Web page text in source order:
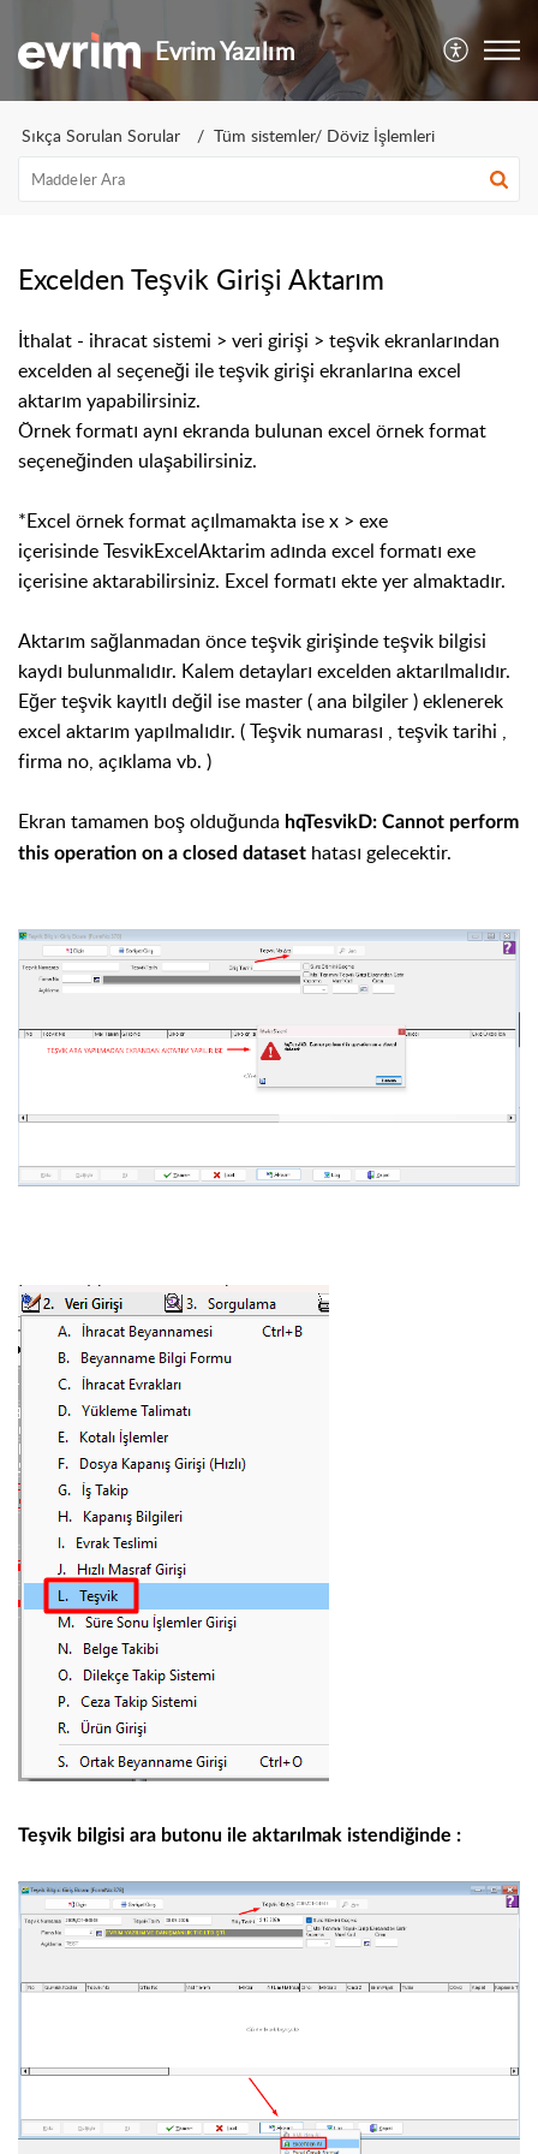
Evrim Yazılım
Sıkça Sorulan Sorular Tüm sistemler/ Döviz İşlemleri
Excelden Teşvik Girişi Aktarım
İthalat - ihracat sistemi > veri girişi > teşvik ekranlarından
excelden al seçeneği ile teşvik girişi ekranlarına excel
aktarım yapabilirsiniz.
Örnek formatı aynı ekranda bulunan excel örnek format
seçeneğinden ulaşabilirsiniz.
*Excel örnek format açılmamakta ise x > exe
içerisinde TesvikExcelAktarim adında excel formatı exe
içerisine aktarabilirsiniz. Excel formatı ekte yer almaktadır.
Aktarım sağlanmadan önce teşvik girişinde teşvik bilgisi
kaydı bulunmalıdır. Kalem detayları excelden aktarılmalıdır.
Eğer teşvik kayıtlı değil ise master ( ana bilgiler ) eklenerek
excel aktarım yapılmalıdır. ( Teşvik numarası , teşvik tarihi ,
firma no, açıklama vb. )
Ekran tamamen boş olduğunda hqTesvikD: Cannot perform
this operation on a closed dataset hatası gelecektir.
Teşvik bilgisi ara butonu ile aktarılmak istendiğinde :